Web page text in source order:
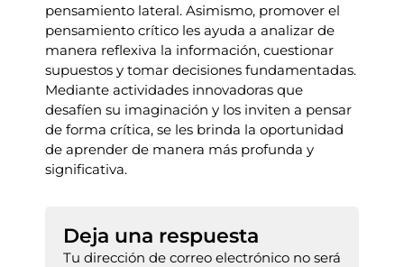
pensamiento lateral. Asimismo, promover el
pensamiento crítico les ayuda a analizar de
manera reflexiva la información, cuestionar
supuestos y tomar decisiones fundamentadas.
Mediante actividades innovadoras que
desafíen su imaginación y los inviten a pensar
de forma crítica, se les brinda la oportunidad
de aprender de manera más profunda y
significativa.
Deja una respuesta
Tu dirección de correo electrónico no será